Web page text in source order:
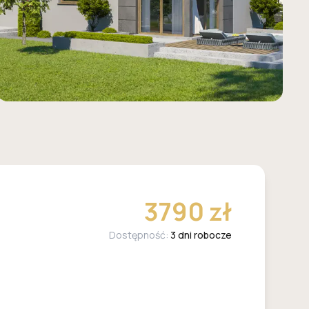
3790 zł
Dostępność: 3 dni robocze